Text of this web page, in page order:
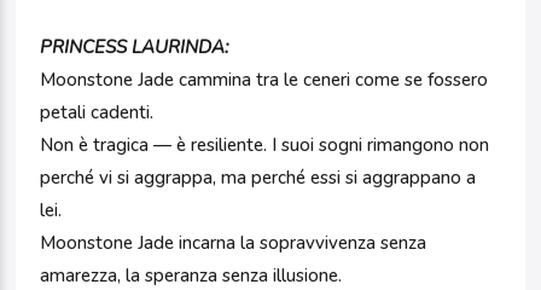
PRINCESS LAURINDA:
Moonstone Jade cammina tra le ceneri come se fossero
petali cadenti.
Non è tragica — è resiliente. I suoi sogni rimangono non
perché vi si aggrappa, ma perché essi si aggrappano a
lei.
Moonstone Jade incarna la sopravvivenza senza
amarezza, la speranza senza illusione.